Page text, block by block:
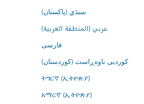
سنڌي (پاکستان)
عربي (المنطقة العربية)
فارسى
کوردیی ناوەڕاست (کوردستان)
ትግርኛ (ኢትዮጵያ)
አማርኛ (ኢትዮጵያ)